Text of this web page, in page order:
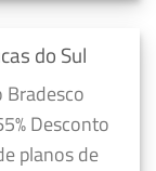
do Sul
Bradesco
Desconto
planos de